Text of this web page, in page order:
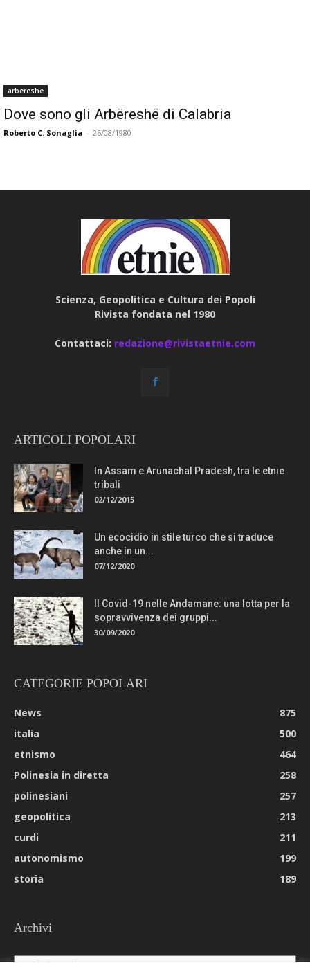
arbereshe
Dove sono gli Arbëreshë di Calabria
Roberto C. Sonaglia - 26/08/1980
Scienza, Geopolitica e Cultura dei Popoli
Rivista fondata nel 1980
Contattaci: redazione@rivistaetnie.com
ARTICOLI POPOLARI
In Assam e Arunachal Pradesh, tra le etnie
tribali
02/12/2015
Un ecocidio in stile turco che si traduce
anche in un...
07/12/2020
Il Covid-19 nelle Andamane: una lotta per la
sopravvivenza dei gruppi...
30/09/2020
CATEGORIE POPOLARI
News
875
italia
500
etnismo
464
Polinesia in diretta
258
polinesiani
257
geopolitica
213
curdi
211
autonomismo
199
storia
189
Archivi
Archivi